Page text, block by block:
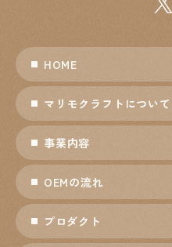
HOME
マリモクラフトについて
事業内容
OEMの流れ
プロダクト